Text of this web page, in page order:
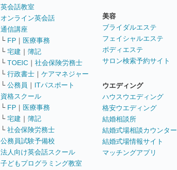
英会話教室
オンライン英会話
通信講座
└ FP ｜ 医療事務
└ 宅建 ｜ 簿記
└ TOEIC ｜ 社会保険労務士
└ 行政書士 ｜ ケアマネジャー
└ 公務員 ｜ ITパスポート
資格スクール
└ FP ｜ 医療事務
└ 宅建 ｜ 簿記
└ 社会保険労務士
公務員試験予備校
法人向け英会話スクール
子どもプログラミング教室
美容
ブライダルエステ
フェイシャルエステ
ボディエステ
サロン検索予約サイト
ウエディング
ハウスウエディング
格安ウエディング
結婚相談所
結婚式場相談カウンター
結婚式場情報サイト
マッチングアプリ